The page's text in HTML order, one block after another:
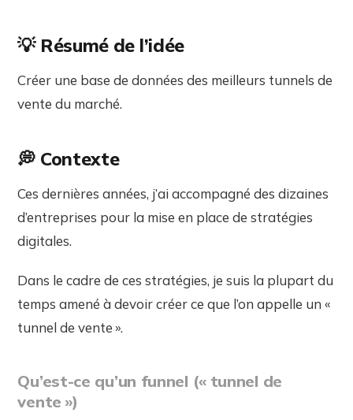
💡 Résumé de l’idée
Créer une base de données des meilleurs tunnels de
vente du marché.
💭 Contexte
Ces dernières années, j’ai accompagné des dizaines
d’entreprises pour la mise en place de stratégies
digitales.
Dans le cadre de ces stratégies, je suis la plupart du
temps amené à devoir créer ce que l’on appelle un «
tunnel de vente ».
Qu’est-ce qu’un funnel (« tunnel de
vente »)